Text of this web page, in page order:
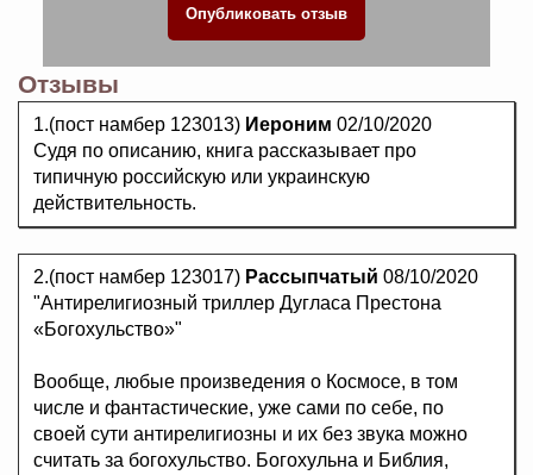
Отзывы
1.(пост намбер 123013) Иероним 02/10/2020
Судя по описанию, книга рассказывает про
типичную российскую или украинскую
действительность.
2.(пост намбер 123017) Рассыпчатый 08/10/2020
"Антирелигиозный триллер Дугласа Престона
«Богохульство»"
Вообще, любые произведения о Космосе, в том
числе и фантастические, уже сами по себе, по
своей сути антирелигиозны и их без звука можно
считать за богохульство. Богохульна и Библия,